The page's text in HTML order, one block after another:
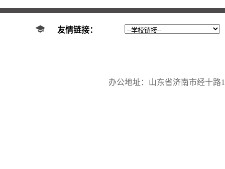
友情链接：
办公地址：山东省济南市经十路